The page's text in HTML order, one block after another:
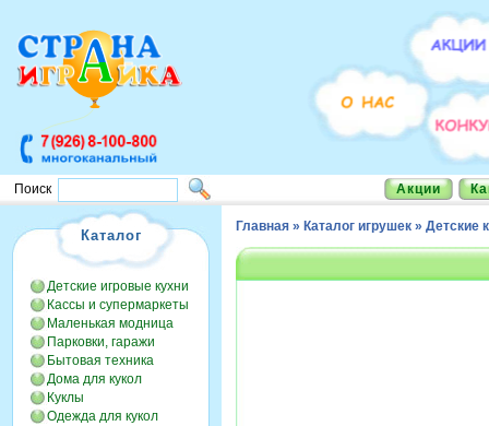
Поиск Акции
Каталог
Детские игровые кухни
Кассы и супермаркеты
Маленькая модница
Парковки, гаражи
Бытовая техника
Дома для кукол
Куклы
Одежда для кукол
Главная » Каталог игрушек » Детские